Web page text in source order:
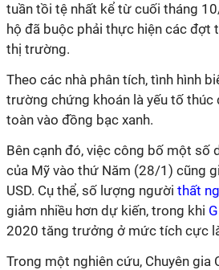
tuần tồi tệ nhất kể từ cuối tháng
hộ đã buộc phải thực hiện các đợt
thị trường.
Theo các nhà phân tích, tình hình
trường chứng khoán là yếu tố thúc
toàn vào đồng bạc xanh.
Bên cạnh đó, việc công bố một số
của Mỹ vào thứ Năm (28/1) cũng
USD. Cụ thể, số lượng người thất
giảm nhiều hơn dự kiến, trong khi
2020 tăng trưởng ở mức tích cực
Trong một nghiên cứu, Chuyên gia